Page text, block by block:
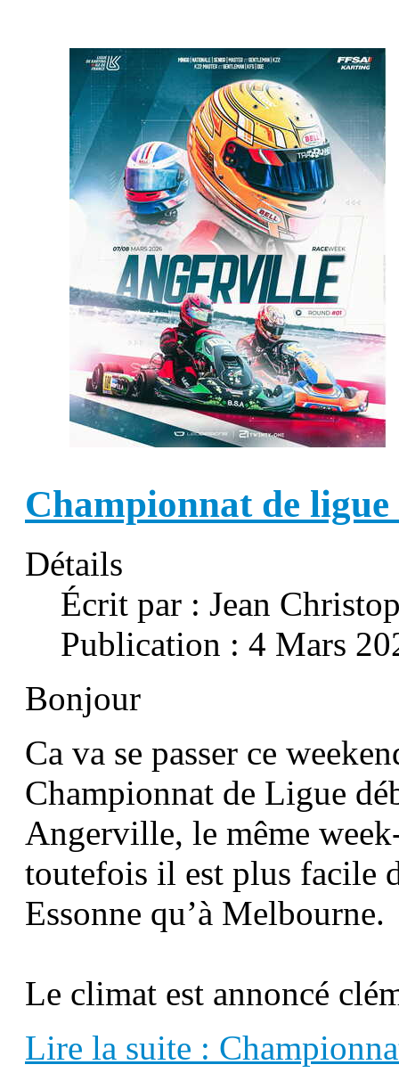
Championnat de ligue
Détails
Écrit par : Jean
Publication : 4 Mars
Bonjour
Ca va se passer ce
Championnat de Ligue
Angerville, le même
toutefois il est plus facile
Essonne qu’à Melbourne.
Le climat est annoncé
Lire la suite :